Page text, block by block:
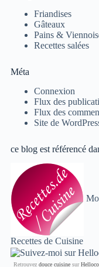
Friandises
Gâteaux
Pains &
Recettes salées
Méta
Connexion
Flux des
Flux des
Site de
ce blog est référencé
Recettes de Cuisine
Retrouvez douce cuisinesur